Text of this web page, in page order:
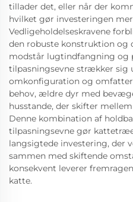
tillader det, eller når der
hvilket gør investeringen
Vedligeholdelseskravene
den robuste konstruktion og
modstår lugtindfangning og
tilpasningsevne strækker sig
omkonfiguration og
behov, ældre dyr med
husstande, der skifter
Denne kombination af
tilpasningsevne gør
langsigtede investering, der
sammen med skiftende
konsekvent leverer
katte.